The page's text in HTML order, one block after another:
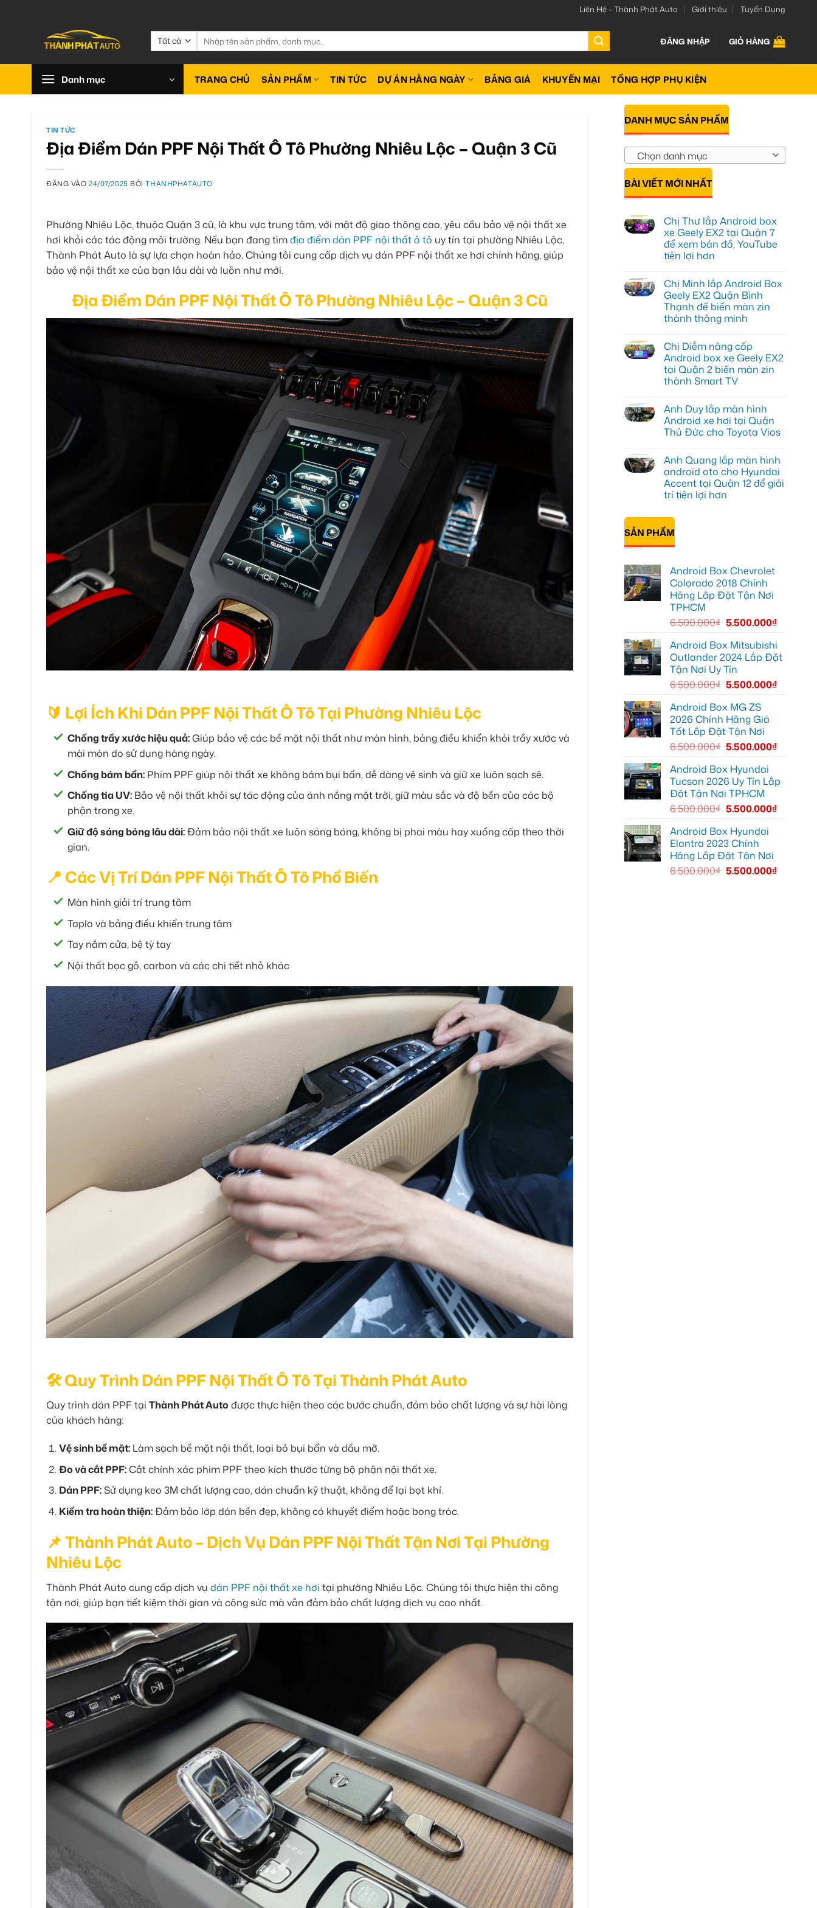
Liên Hệ – Thành Phát Auto Giới thiệu Tuyển Dụng
Tìm
kiếm:
ĐĂNG NHẬP GIỎ HÀNG
Danh mục TRANG CHỦ SẢN PHẨM TIN TỨC DỰ ÁN HẰNG NGÀY BẢNG GIÁ KHUYẾN MẠI TỔNG HỢP PHỤ KIỆN
TIN TỨC
Địa Điểm Dán PPF Nội Thất Ô Tô Phường Nhiêu Lộc – Quận 3 Cũ
ĐĂNG VÀO24/07/2025 BỞITHANHPHATAUTO
Phường Nhiêu Lộc, thuộc Quận 3 cũ, là khu vực trung tâm, với mật độ giao thông cao, yêu cầu bảo vệ nội thất xe
hơi khỏi các tác động môi trường. Nếu bạn đang tìmđịa điểm dán PPF nội thất ô tô uy tín tại phường Nhiêu Lộc,
Thành Phát Auto là sự lựa chọn hoàn hảo. Chúng tôi cung cấp dịch vụ dán PPF nội thất xe hơi chính hãng, giúp
bảo vệ nội thất xe của bạn lâu dài và luôn như mới.
Địa Điểm Dán PPF Nội Thất Ô Tô Phường Nhiêu Lộc – Quận 3 Cũ
🔰 Lợi Ích Khi Dán PPF Nội Thất Ô Tô Tại Phường Nhiêu Lộc
Chống trầy xước hiệu quả:Giúp bảo vệ các bề mặt nội thất như màn hình, bảng điều khiển khỏi trầy xước và
mài mòn do sử dụng hàng ngày.
Chống bám bẩn: Phim PPF giúp nội thất xe không bám bụi bẩn, dễ dàng vệ sinh và giữ xe luôn sạch sẽ.
Chống tia UV: Bảo vệ nội thất khỏi sự tác động của ánh nắng mặt trời, giữ màu sắc và độ bền của các bộ
phận trong xe.
Giữ độ sáng bóng lâu dài:Đảm bảo nội thất xe luôn sáng bóng, không bị phai màu hay xuống cấp theo thời
gian.
📍 Các Vị Trí Dán PPF Nội Thất Ô Tô Phổ Biến
Màn hình giải trí trung tâm
Taplo và bảng điều khiển trung tâm
Tay nắm cửa, bệ tỳ tay
Nội thất bọc gỗ, carbon và các chi tiết nhỏ khác
🛠 Quy Trình Dán PPF Nội Thất Ô Tô Tại Thành Phát Auto
Quy trình dán PPF tại Thành Phát Auto được thực hiện theo các bước chuẩn, đảm bảo chất lượng và sự hài lòng
của khách hàng:
Vệ sinh bề mặt:Làm sạch bề mặt nội thất, loại bỏ bụi bẩn và dầu mỡ.
Đo và cắt PPF:Cắt chính xác phim PPF theo kích thước từng bộ phận nội thất xe.
Dán PPF:Sử dụng keo 3M chất lượng cao, dán chuẩn kỹ thuật, không để lại bọt khí.
Kiểm tra hoàn thiện:Đảm bảo lớp dán bền đẹp, không có khuyết điểm hoặc bong tróc.
📌 Thành Phát Auto – Dịch Vụ Dán PPF Nội Thất Tận Nơi Tại Phường
Nhiêu Lộc
Thành Phát Auto cung cấp dịch vụ dán PPF nội thất xe hơi tại phường Nhiêu Lộc. Chúng tôi thực hiện thi công
tận nơi, giúp bạn tiết kiệm thời gian và công sức mà vẫn đảm bảo chất lượng dịch vụ cao nhất.
DANH MỤC SẢN PHẨM
Chọn danh mục
BÀI VIẾT MỚI NHẤT
Chị Thư lắp Android box
xe Geely EX2 tại Quận 7
để xem bản đồ, YouTube
tiện lợi hơn
bình
luận
ở
Chị
Thư
lắp
xe
Geely
EX2
tại
Quận
7
bản
đồ,
YouTube
tiện
Chị Minh lắp Android Box
Geely EX2 Quận Bình
Thạnh để biến màn zin
thành thông minh
bình
luận
ở
Chị
Minh
lắp
Geely
EX2
Quận
Bình
biến
màn
zin
thành
thông
minh
Chị Diễm nâng cấp
Android box xe Geely EX2
tại Quận 2 biến màn zin
thành Smart TV
bình
luận
ở
Chị
cấp
Android
box
xe
Geely
EX2
2
biến
màn
zin
Anh Duy lắp màn hình
Android xe hơi tại Quận
Thủ Đức cho Toyota Vios
bình
luận
ở
Anh
Duy
lắp
hình
xe
hơi
tại
Đức
cho
Toyota
Vios
Anh Quang lắp màn hình
android oto cho Hyundai
Accent tại Quận 12 để giải
trí tiện lợi hơn
có
luận
ở
Anh
màn
hình
android
oto
cho
Hyundai
Accent
tại
để
giải
tiện
hơn
SẢN PHẨM
Android Box Chevrolet
Colorado 2018 Chính
Hãng Lắp Đặt Tận Nơi
TPHCM
6.500.000₫ 5.500.000₫
Android Box Mitsubishi
Outlander 2024 Lắp Đặt
Tận Nơi Uy Tín
6.500.000₫ 5.500.000₫
Android Box MG ZS
2026 Chính Hãng Giá
Tốt Lắp Đặt Tận Nơi
6.500.000₫ 5.500.000₫
Android Box Hyundai
Tucson 2026 Uy Tín Lắp
Đặt Tận Nơi TPHCM
6.500.000₫ 5.500.000₫
Android Box Hyundai
Elantra 2023 Chính
Hãng Lắp Đặt Tận Nơi
6.500.000₫ 5.500.000₫